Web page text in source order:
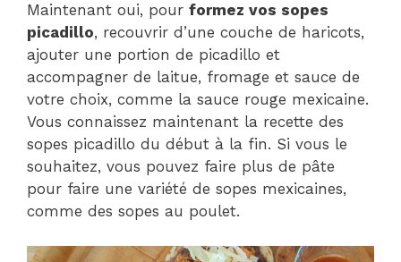
Maintenant oui, pour formez vos sopes
picadillo, recouvrir d’une couche de haricots,
ajouter une portion de picadillo et
accompagner de laitue, fromage et sauce de
votre choix, comme la sauce rouge mexicaine.
Vous connaissez maintenant la recette des
sopes picadillo du début à la fin. Si vous le
souhaitez, vous pouvez faire plus de pâte
pour faire une variété de sopes mexicaines,
comme des sopes au poulet.